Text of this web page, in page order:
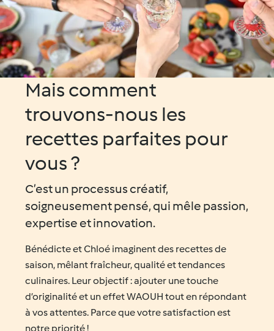
Mais comment
trouvons-nous les
recettes parfaites pour
vous ?
C’est un processus créatif,
soigneusement pensé, qui mêle passion,
expertise et innovation.
Bénédicte et Chloé imaginent des recettes de
saison, mêlant fraîcheur, qualité et tendances
culinaires. Leur objectif : ajouter une touche
d’originalité et un effet WAOUH tout en répondant
à vos attentes. Parce que votre satisfaction est
notre priorité !